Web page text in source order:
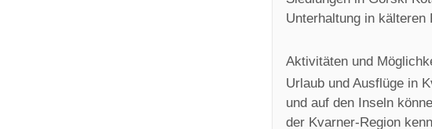
Unterhaltung in kälteren
Aktivitäten und
Urlaub und Ausflüge in
und auf den Inseln
der Kvarner-Region